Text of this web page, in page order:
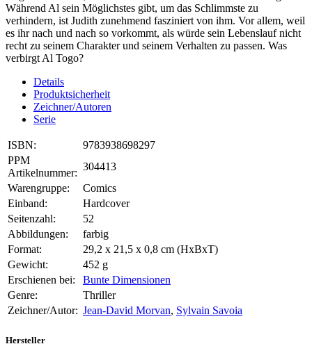
Während Al sein Möglichstes gibt, um das Schlimmste zu
verhindern, ist Judith zunehmend fasziniert von ihm. Vor allem, weil
es ihr nach und nach so vorkommt, als würde sein Lebenslauf nicht
recht zu seinem Charakter und seinem Verhalten zu passen. Was
verbirgt Al Togo?
Details
Produktsicherheit
Zeichner/Autoren
Serie
ISBN:
9783938698297
PPM
Artikelnummer:
304413
Warengruppe:
Comics
Einband:
Hardcover
Seitenzahl:
52
Abbildungen:
farbig
Format:
29,2 x 21,5 x 0,8 cm (HxBxT)
Gewicht:
452 g
Erschienen bei:
Bunte Dimensionen
Genre:
Thriller
Zeichner/Autor: Jean-David Morvan, Sylvain Savoia
Hersteller